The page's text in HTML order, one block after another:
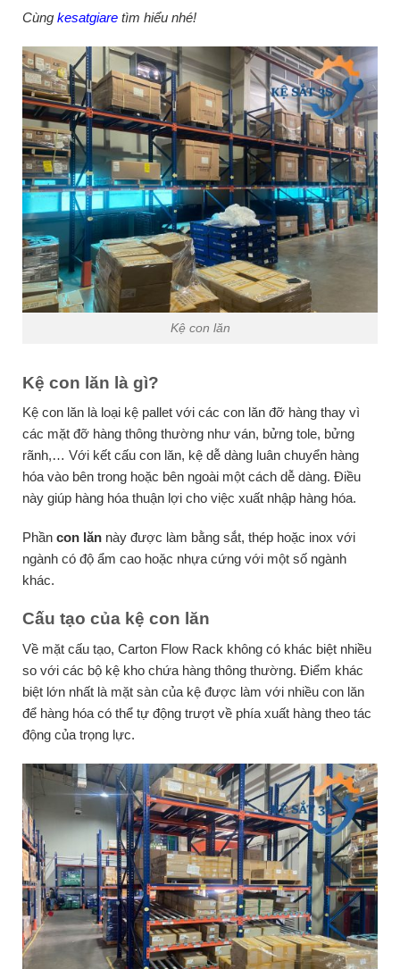
Cùng kesatgiare tìm hiểu nhé!
Kệ con lăn
Kệ con lăn là gì?
Kệ con lăn là loại kệ pallet với các con lăn đỡ hàng thay vì
các mặt đỡ hàng thông thường như ván, bửng tole, bửng
rãnh,… Với kết cấu con lăn, kệ dễ dàng luân chuyển hàng
hóa vào bên trong hoặc bên ngoài một cách dễ dàng. Điều
này giúp hàng hóa thuận lợi cho việc xuất nhập hàng hóa.
Phần con lăn này được làm bằng sắt, thép hoặc inox với
ngành có độ ẩm cao hoặc nhựa cứng với một số ngành
khác.
Cấu tạo của kệ con lăn
Về mặt cấu tạo, Carton Flow Rack không có khác biệt nhiều
so với các bộ kệ kho chứa hàng thông thường. Điểm khác
biệt lớn nhất là mặt sàn của kệ được làm với nhiều con lăn
để hàng hóa có thể tự động trượt về phía xuất hàng theo tác
động của trọng lực.